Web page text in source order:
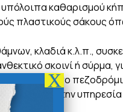
καθαρισμού
πλαστικούς σάκους
κλαδιά κ.λ.π.,
σκοινί ή σύρμα,
τους στο
την